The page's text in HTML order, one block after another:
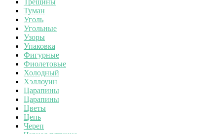
Туман
Уголь
Угольные
Узоры
Упаковка
Фигурные
Фиолетовые
Холодный
Хэллоуин
Царапины
Царапины
Цветы
Цепь
Череп